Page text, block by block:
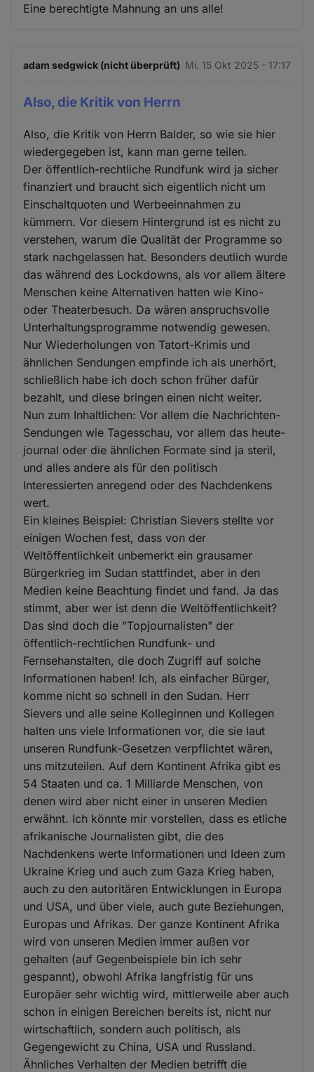
Eine berechtigte Mahnung an uns alle!
adam sedgwick (nicht überprüft) Mi. 15 Okt 2025 - 17:17
Also, die Kritik von Herrn
Also, die Kritik von Herrn Balder, so wie sie hier
wiedergegeben ist, kann man gerne teilen.
Der öffentlich-rechtliche Rundfunk wird ja sicher
finanziert und braucht sich eigentlich nicht um
Einschaltquoten und Werbeeinnahmen zu
kümmern. Vor diesem Hintergrund ist es nicht zu
verstehen, warum die Qualität der Programme so
stark nachgelassen hat. Besonders deutlich wurde
das während des Lockdowns, als vor allem ältere
Menschen keine Alternativen hatten wie Kino-
oder Theaterbesuch. Da wären anspruchsvolle
Unterhaltungsprogramme notwendig gewesen.
Nur Wiederholungen von Tatort-Krimis und
ähnlichen Sendungen empfinde ich als unerhört,
schließlich habe ich doch schon früher dafür
bezahlt, und diese bringen einen nicht weiter.
Nun zum Inhaltlichen: Vor allem die Nachrichten-
Sendungen wie Tagesschau, vor allem das heute-
journal oder die ähnlichen Formate sind ja steril,
und alles andere als für den politisch
Interessierten anregend oder des Nachdenkens
wert.
Ein kleines Beispiel: Christian Sievers stellte vor
einigen Wochen fest, dass von der
Weltöffentlichkeit unbemerkt ein grausamer
Bürgerkrieg im Sudan stattfindet, aber in den
Medien keine Beachtung findet und fand. Ja das
stimmt, aber wer ist denn die Weltöffentlichkeit?
Das sind doch die "Topjournalisten" der
öffentlich-rechtlichen Rundfunk- und
Fernsehanstalten, die doch Zugriff auf solche
Informationen haben! Ich, als einfacher Bürger,
komme nicht so schnell in den Sudan. Herr
Sievers und alle seine Kolleginnen und Kollegen
halten uns viele Informationen vor, die sie laut
unseren Rundfunk-Gesetzen verpflichtet wären,
uns mitzuteilen. Auf dem Kontinent Afrika gibt es
54 Staaten und ca. 1 Milliarde Menschen, von
denen wird aber nicht einer in unseren Medien
erwähnt. Ich könnte mir vorstellen, dass es etliche
afrikanische Journalisten gibt, die des
Nachdenkens werte Informationen und Ideen zum
Ukraine Krieg und auch zum Gaza Krieg haben,
auch zu den autoritären Entwicklungen in Europa
und USA, und über viele, auch gute Beziehungen,
Europas und Afrikas. Der ganze Kontinent Afrika
wird von unseren Medien immer außen vor
gehalten (auf Gegenbeispiele bin ich sehr
gespannt), obwohl Afrika langfristig für uns
Europäer sehr wichtig wird, mittlerweile aber auch
schon in einigen Bereichen bereits ist, nicht nur
wirtschaftlich, sondern auch politisch, als
Gegengewicht zu China, USA und Russland.
Ähnliches Verhalten der Medien betrifft die